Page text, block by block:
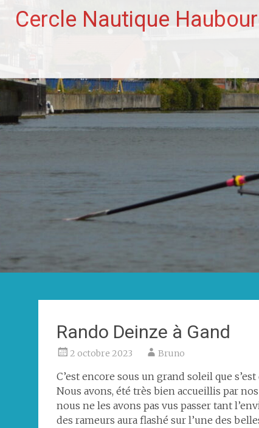
Cercle Nautique
Rando Deinze à Gand
2 octobre 2023 Bruno
C’est encore sous un grand soleil que
Nous avons, été très bien accueillis par
nous ne les avons pas vus passer tant
des rameurs aura flashé sur l’une des